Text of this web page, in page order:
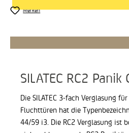
Merken
SILATEC RC2
Die SILATEC 3-fach Verglasung
Fluchttüren hat die
44/59 i3. Die RC2 Verglasung ist